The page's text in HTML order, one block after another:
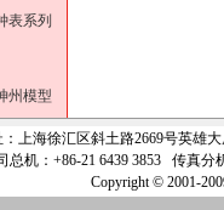
表系列
州模型
：上海徐汇区斜土路2669号英雄
总机：+86-21 6439 3853 传真分
Copyright © 2001-